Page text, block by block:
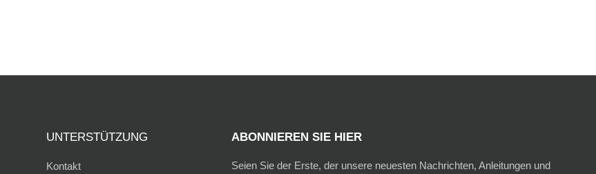
UNTERSTÜTZUNG
Kontakt
ABONNIEREN SIE HIER
Seien Sie der Erste, der unsere neuesten Nachrichten, Anleitungen und